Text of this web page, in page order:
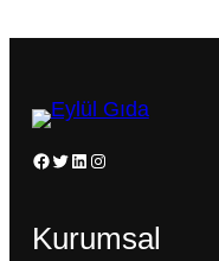
Facebook Twitter LinkedIn Instagram
Kurumsal